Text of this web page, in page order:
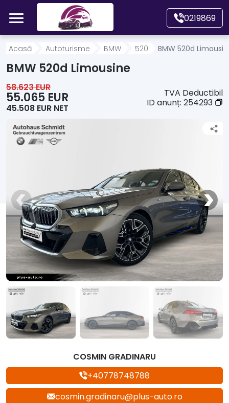
Mergi direct la conținutul principal
0219869
Acasă
Motociclete
Autoutilitare
Despre Noi
Contact
Acasă Autoturisme BMW 520 BMW 520d
BMW 520d Limousine
58.623 EUR
55.065 EUR
45.508 EUR NET
TVA Deductibil
ID anunț: 254293
COSMIN GRADINARU
+40778748788
cosmin.gradinaru@plus-auto.ro